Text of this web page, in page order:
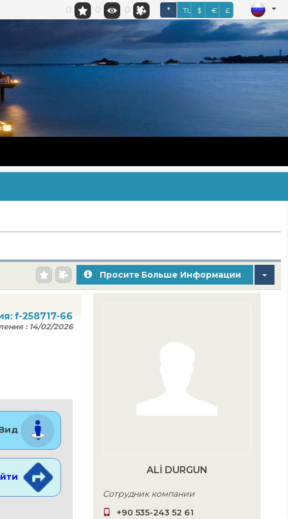
0 0 0 * TL $ € £
Просите Больше Информации
f-258717-66
: 14/02/2026
ALİ DURGUN
Сотрудник компании
+90 535-243 52 61